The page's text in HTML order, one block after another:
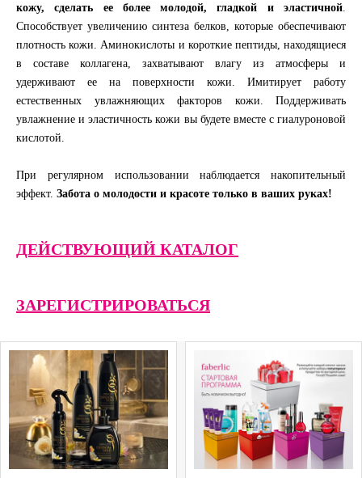
кожу, сделать ее более молодой, гладкой и эластичной
Способствует увеличению синтеза белков, которые обеспечивают
плотность кожи. Аминокислоты и короткие пептиды, находящиеся
в составе коллагена, захватывают влагу из атмосферы и
удерживают ее на поверхности кожи. Имитирует работу
естественных увлажняющих факторов кожи. Поддерживать
увлажнение и эластичность кожи вы будете вместе с гиалуроновой
кислотой.
При регулярном использовании наблюдается накопительный
эффект. Забота о молодости и красоте только в ваших руках!
ДЕЙСТВУЮЩИЙ КАТАЛОГ
ЗАРЕГИСТРИРОВАТЬСЯ